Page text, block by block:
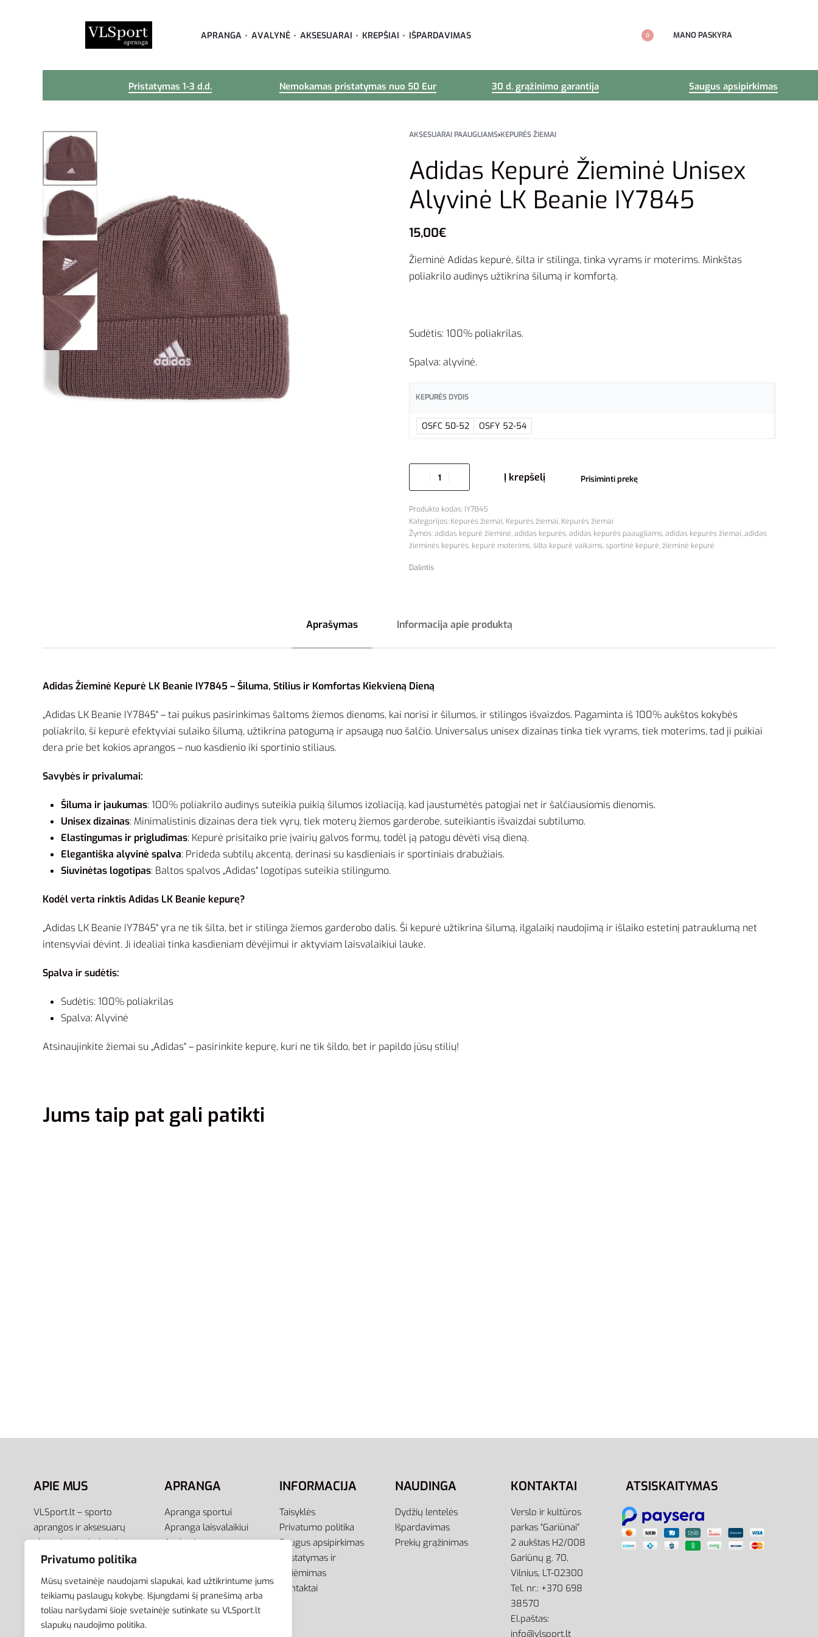
Privatumo politika
Mūsų svetainėje naudojami slapukai, kad užtikrintume jums
teikiamų paslaugų kokybę. Išjungdami šį pranešimą arba
toliau naršydami šioje svetainėje sutinkate su VLSport.lt
slapukų naudojimo politika.
APRANGA AVALYNĖ AKSESUARAI KREPŠIAI IŠPARDAVIMAS 0 MANO PASKYRA
Pristatymas 1-3 d.d. Nemokamas pristatymas nuo 50 Eur 30 d. grąžinimo garantija Saugus apsipirkimas
AKSESUARAI PAAUGLIAMS›KEPURĖS ŽIEMAI
Adidas Kepurė Žieminė Unisex
Alyvinė LK Beanie IY7845
15,00€
Žieminė Adidas kepurė, šilta ir stilinga, tinka vyrams ir moterims. Minkštas
poliakrilo audinys užtikrina šilumą ir komfortą.
Sudėtis: 100% poliakrilas.
Spalva: alyvinė.
KEPURĖS DYDIS
OSFC 50-52 OSFY 52-54
Į krepšelį Prisiminti prekę
IY7845
Kategorijos: Kepurės žiemai, Kepurės žiemai, Kepurės žiemai
Žymos:adidas kepurė žieminė,adidas kepurės,adidas kepurės paaugliams,adidas kepurės žiemai,adidas
žieminės kepurės, kepurė moterims,šilta kepurė vaikams,sportinė kepurė,žieminė kepurė
Dalintis
Aprašymas Informacija apie produktą
Adidas Žieminė Kepurė LK Beanie IY7845 – Šiluma, Stilius ir Komfortas Kiekvieną Dieną
„Adidas LK Beanie IY7845“ – tai puikus pasirinkimas šaltoms žiemos dienoms, kai norisi ir šilumos, ir stilingos išvaizdos. Pagaminta iš 100% aukštos kokybės
poliakrilo, ši kepurė efektyviai sulaiko šilumą, užtikrina patogumą ir apsaugą nuo šalčio. Universalus unisex dizainas tinka tiek vyrams, tiek moterims, tad ji puikiai
dera prie bet kokios aprangos – nuo kasdienio iki sportinio stiliaus.
Savybės ir privalumai:
Šiluma ir jaukumas: 100% poliakrilo audinys suteikia puikią šilumos izoliaciją, kad jaustumėtės patogiai net ir šalčiausiomis dienomis.
Unisex dizainas: Minimalistinis dizainas dera tiek vyrų, tiek moterų žiemos garderobe, suteikiantis išvaizdai subtilumo.
Elastingumas ir prigludimas: Kepurė prisitaiko prie įvairių galvos formų, todėl ją patogu dėvėti visą dieną.
Elegantiška alyvinė spalva: Prideda subtilų akcentą, derinasi su kasdieniais ir sportiniais drabužiais.
Siuvinėtas logotipas: Baltos spalvos „Adidas“ logotipas suteikia stilingumo.
Kodėl verta rinktis Adidas LK Beanie kepurę?
„Adidas LK Beanie IY7845“ yra ne tik šilta, bet ir stilinga žiemos garderobo dalis. Ši kepurė užtikrina šilumą, ilgalaikį naudojimą ir išlaiko estetinį patrauklumą net
intensyviai dėvint. Ji idealiai tinka kasdieniam dėvėjimui ir aktyviam laisvalaikiui lauke.
Spalva ir sudėtis:
Sudėtis: 100% poliakrilas
Spalva: Alyvinė
Atsinaujinkite žiemai su „Adidas“ – pasirinkite kepurę, kuri ne tik šildo, bet ir papildo jūsų stilių!
Jums taip pat gali patikti
Pasirinkti savybes Pasirinkti savybes Pasirinkti savybes
APIE MUS
VLSport.lt – sporto
aprangos ir aksesuarų
el.parduotuvė aktyviam
gyvenimo būdui. Čia rasite
vyrams, moterims bei
APRANGA
Apranga sportui
Apranga laisvalaikiui
Avalynė
INFORMACIJA
Taisyklės
Privatumo politika
Saugus apsipirkimas
Pristatymas ir
atsiėmimas
Kontaktai
NAUDINGA
Dydžių lentelės
Išpardavimas
Prekių grąžinimas
KONTAKTAI
Verslo ir kultūros
parkas “Gariūnai”
2 aukštas H2/008
Gariūnų g. 70,
Vilnius, LT-02300
Tel. nr.: +370 698
38570
El.paštas:
info@vlsport.lt
ATSISKAITYMAS